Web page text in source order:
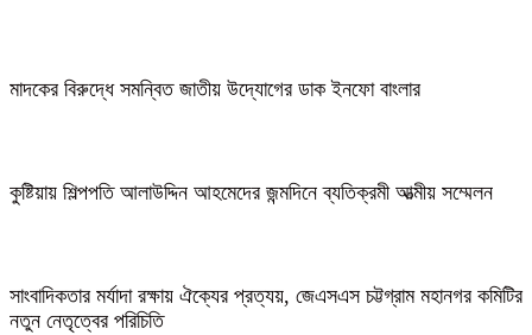
মাদকের বিরুদ্ধে সমন্বিত জাতীয় উদ্যোগের ডাক ইনফো বাংলার
কুষ্টিয়ায় শিল্পপতি আলাউদ্দিন আহমেদের জন্মদিনে ব্যতিক্রমী আত্মীয় সম্মেলন
সাংবাদিকতার মর্যাদা রক্ষায় ঐক্যের প্রত্যয়, জেএসএস চট্টগ্রাম মহানগর কমিটির
নতুন নেতৃত্বের পরিচিতি